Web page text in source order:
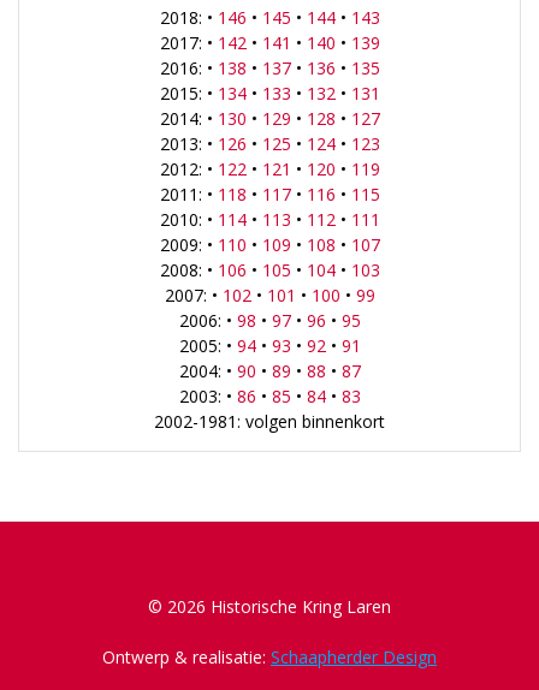
2018: • 146 • 145 • 144• 143
2017: • 142 • 141 • 140 • 139
2016: • 138 • 137• 136 • 135
2015: • 134• 133 • 132 • 131
2014: • 130 • 129 • 128 • 127
2013: • 126 • 125 • 124• 123
2012: • 122 • 121 • 120 • 119
2011: • 118 • 117• 116 • 115
2010: • 114• 113 • 112 • 111
2009: • 110 • 109 • 108 • 107
2008: • 106 • 105 • 104• 103
2007: • 102 • 101 • 100 • 99
2006: • 98 • 97• 96 • 95
2005: • 94• 93 • 92 • 91
2004: • 90 • 89 • 88 • 87
2003: • 86 • 85 • 84• 83
2002-1981: volgen binnenkort
© 2026 Historische Kring Laren
Ontwerp & realisatie: Schaapherder Design